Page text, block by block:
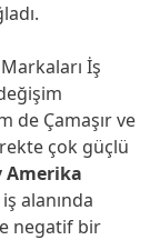
İş
de Çamaşır ve
çok güçlü
Amerika
alanında
negatif bir